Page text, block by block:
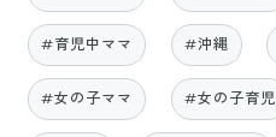
#育児中ママ #沖縄
#女の子ママ #女の子育児